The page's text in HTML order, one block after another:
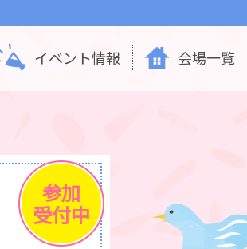
イベント情報 会場一覧
参加
受付中